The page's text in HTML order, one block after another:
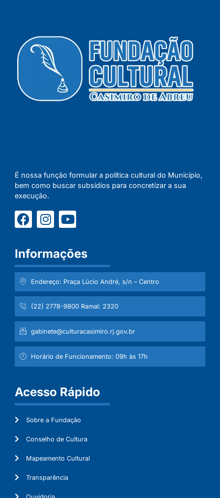
É nossa função formular a política cultural do Município,
bem como buscar subsídios para concretizar a sua
execução.
Informações
Endereço: Praça Lúcio André, s/n – Centro
(22) 2778-9800 Ramal: 2320
gabinete@culturacasimiro.rj.gov.br
Horário de Funcionamento: 09h às 17h
Acesso Rápido
Sobre a Fundação
Conselho de Cultura
Mapeamento Cultural
Transparência